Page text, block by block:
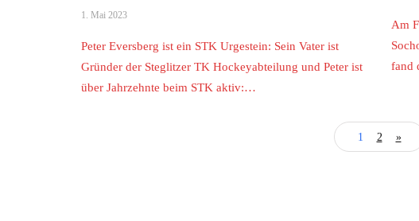
1. Mai 2023
Peter Eversberg ist ein STK Urgestein: Sein Vater ist
Gründer der Steglitzer TK Hockeyabteilung und Peter ist
über Jahrzehnte beim STK aktiv:…
Am
fand
1 2 »